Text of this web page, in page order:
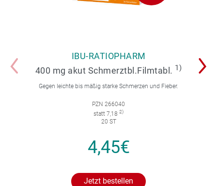
IBU-RATIOPHARM
400 mg akut Schmerztbl.Filmtabl. 1)
Gegen leichte bis mäßig starke Schmerzen und Fieber.
PZN 266040
statt 7,18 2)
20 ST
4,45€
Jetzt bestellen